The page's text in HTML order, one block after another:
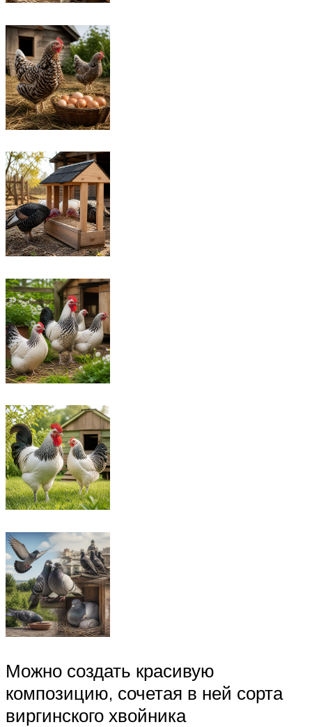
Можно создать красивую
композицию, сочетая в ней сорта
виргинского хвойника